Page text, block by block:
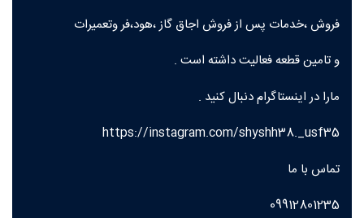
فروش ،خدمات پس از فروش اجاق گاز ،هود،فر وتعمیرات
و تامین قطعه فعالیت داشته است .
مارا در اینستاگرام دنبال کنید .
https://instagram.com/shyshh38._usf35
تماس با ما
09912801235